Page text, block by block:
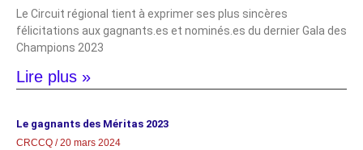
Le Circuit régional tient à exprimer ses plus sincères
félicitations aux gagnants.es et nominés.es du dernier Gala des
Champions 2023
Lire plus »
Le gagnants des Méritas 2023
CRCCQ 20 mars 2024